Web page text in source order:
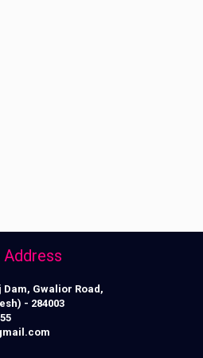
Address
Gwalior Road,
- 284003